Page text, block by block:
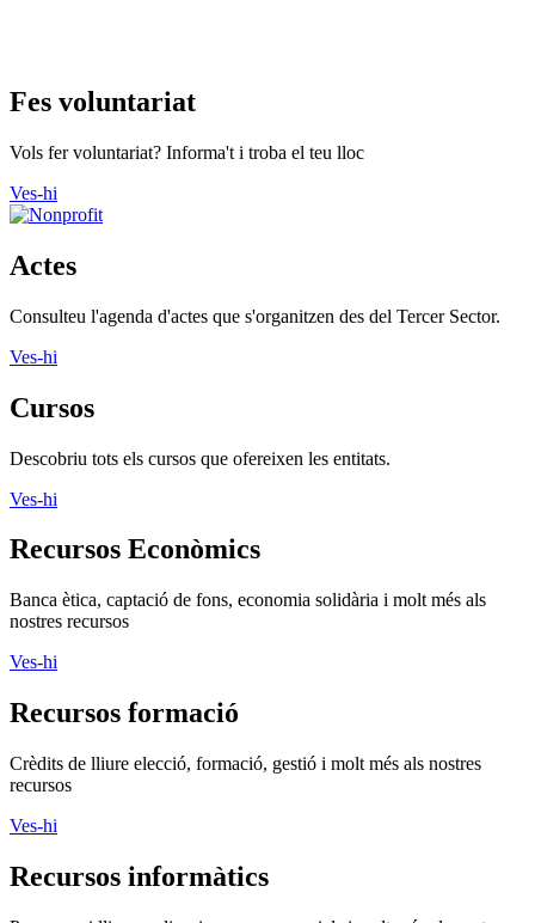
Fes voluntariat
Vols fer voluntariat? Informa't i troba el teu lloc
Ves-hi
Actes
Consulteu l'agenda d'actes que s'organitzen des del Tercer Sector.
Ves-hi
Cursos
Descobriu tots els cursos que ofereixen les entitats.
Ves-hi
Recursos Econòmics
Banca ètica, captació de fons, economia solidària i molt més als
nostres recursos
Ves-hi
Recursos formació
Crèdits de lliure elecció, formació, gestió i molt més als nostres
recursos
Ves-hi
Recursos informàtics